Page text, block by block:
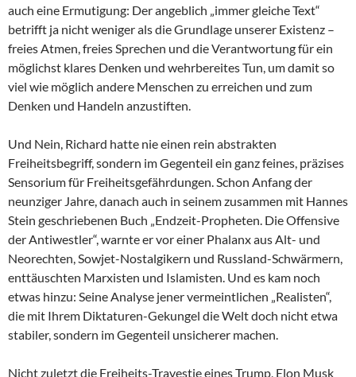
auch eine Ermutigung: Der angeblich „immer gleiche Text“
betrifft ja nicht weniger als die Grundlage unserer Existenz –
freies Atmen, freies Sprechen und die Verantwortung für ein
möglichst klares Denken und wehrbereites Tun, um damit so
viel wie möglich andere Menschen zu erreichen und zum
Denken und Handeln anzustiften.
Und Nein, Richard hatte nie einen rein abstrakten
Freiheitsbegriff, sondern im Gegenteil ein ganz feines, präzises
Sensorium für Freiheitsgefährdungen. Schon Anfang der
neunziger Jahre, danach auch in seinem zusammen mit Hannes
Stein geschriebenen Buch „Endzeit-Propheten. Die Offensive
der Antiwestler“, warnte er vor einer Phalanx aus Alt- und
Neorechten, Sowjet-Nostalgikern und Russland-Schwärmern,
enttäuschten Marxisten und Islamisten. Und es kam noch
etwas hinzu: Seine Analyse jener vermeintlichen „Realisten“,
die mit Ihrem Diktaturen-Gekungel die Welt doch nicht etwa
stabiler, sondern im Gegenteil unsicherer machen.
Nicht zuletzt die Freiheits-Travestie eines Trump, Elon Musk